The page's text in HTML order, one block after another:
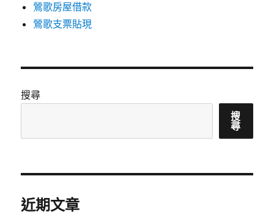
鶯歌房屋借款
鶯歌支票貼現
搜尋
搜
尋
近期文章